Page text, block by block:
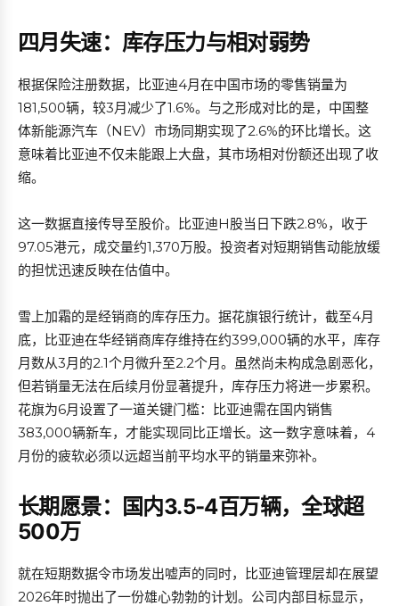
四月失速：库存压力与相对弱势
根据保险注册数据，比亚迪4月在中国市场的零售销量为
181,500辆，较3月减少了1.6%。与之形成对比的是，中国整
体新能源汽车（NEV）市场同期实现了2.6%的环比增长。这
意味着比亚迪不仅未能跟上大盘，其市场相对份额还出现了收
缩。
这一数据直接传导至股价。比亚迪H股当日下跌2.8%，收于
97.05港元，成交量约1,370万股。投资者对短期销售动能放缓
的担忧迅速反映在估值中。
雪上加霜的是经销商的库存压力。据花旗银行统计，截至4月
底，比亚迪在华经销商库存维持在约399,000辆的水平，库存
月数从3月的2.1个月微升至2.2个月。虽然尚未构成急剧恶化，
但若销量无法在后续月份显著提升，库存压力将进一步累积。
花旗为6月设置了一道关键门槛：比亚迪需在国内销售
383,000辆新车，才能实现同比正增长。这一数字意味着，4
月份的疲软必须以远超当前平均水平的销量来弥补。
长期愿景：国内3.5-4百万辆，全球超
500万
就在短期数据令市场发出嘘声的同时，比亚迪管理层却在展望
2026年时抛出了一份雄心勃勃的计划。公司内部目标显示，